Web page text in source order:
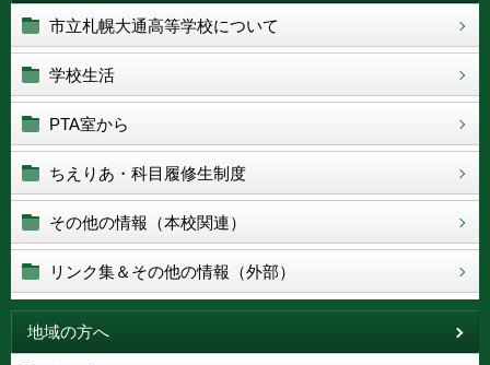
市立札幌大通高等学校について
学校生活
PTA室から
ちえりあ・科目履修生制度
その他の情報（本校関連）
リンク集＆その他の情報（外部）
地域の方へ